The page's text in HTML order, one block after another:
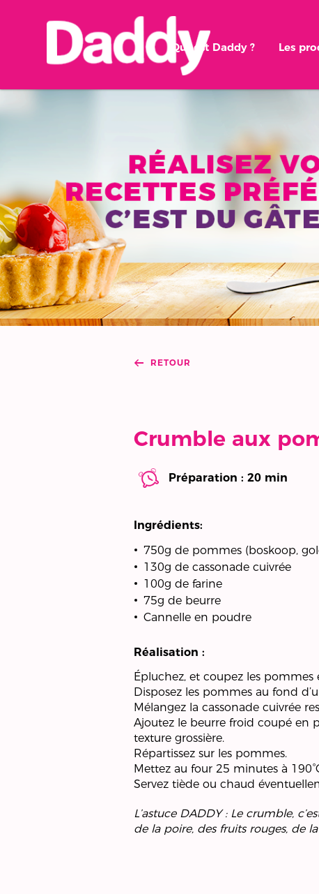
Qui est Daddy ? Les
RETOUR
Crumble aux
Préparation : 20 min
Ingrédients:
750g de pommes (boskoop,
130g de cassonade cuivrée
100g de farine
75g de beurre
Cannelle en poudre
Réalisation :
Épluchez, et coupez les pommes
Disposez les pommes au fond
Mélangez la cassonade cuivrée
Ajoutez le beurre froid coupé en
texture grossière.
Répartissez sur les pommes.
Mettez au four 25 minutes à
Servez tiède ou chaud
L’astuce DADDY : Le crumble,
de la poire, des fruits rouges, de